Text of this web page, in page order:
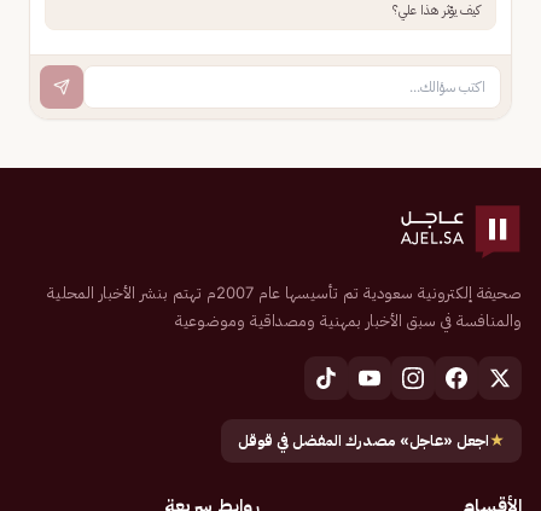
كيف يؤثر هذا علي؟
صحيفة إلكترونية سعودية تم تأسيسها عام 2007م تهتم بنشر الأخبار المحلية
والمنافسة في سبق الأخبار بمهنية ومصداقية وموضوعية
★اجعل «عاجل» مصدرك المفضل في قوقل
الأقسام روابط سريعة